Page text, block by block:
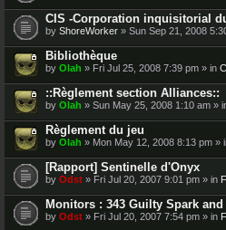
CIS -Corporation inquisitorial
by ShoreWorker » Sun Sep 21, 2008
Bibliothèque
by Olah » Fri Jul 25, 2008 7:39 pm » in
::Règlement section Alliances::
by Olah » Sun May 25, 2008 1:10 am »
Règlement du jeu
by Olah » Mon May 12, 2008 8:13 pm »
[Rapport] Sentinelle d'Onyx
by Odst » Fri Jul 20, 2007 9:01 pm » in
Monitors : 343 Guilty Spark and
by Odst » Fri Jul 20, 2007 7:54 pm » in